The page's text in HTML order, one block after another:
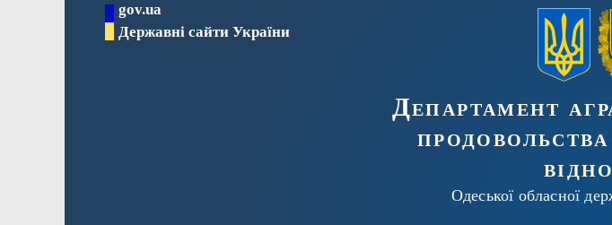
gov.ua
Державні сайти України
Департамент
Одеської обласної